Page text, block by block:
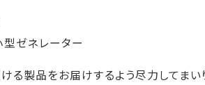
ゼネレーター
る製品をお届けするよう尽力してまい